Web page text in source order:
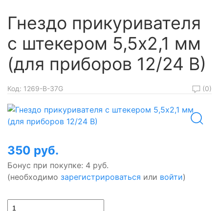
Гнездо прикуривателя
с штекером 5,5x2,1 мм
(для приборов 12/24 В)
Код: 1269-B-37G (0)
350 руб.
Бонус при покупке: 4 руб.
(необходимо зарегистрироваться или войти)